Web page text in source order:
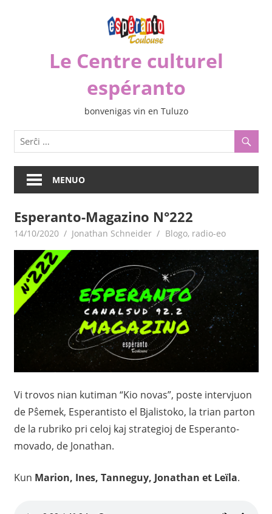
Le Centre culturel
espéranto
bonvenigas vin en Tuluzo
MENUO
Esperanto-Magazino N°222
14/10/2020 Jonathan Schneider Blogo, radio-eo
Vi trovos nian kutiman “Kio novas”, poste intervjuon
de Pŝemek, Esperantisto el Bjalistoko, la trian parton
de la rubriko pri celoj kaj strategioj de Esperanto-
movado, de Jonathan.
Kun Marion, Ines, Tanneguy, Jonathan et Leïla.